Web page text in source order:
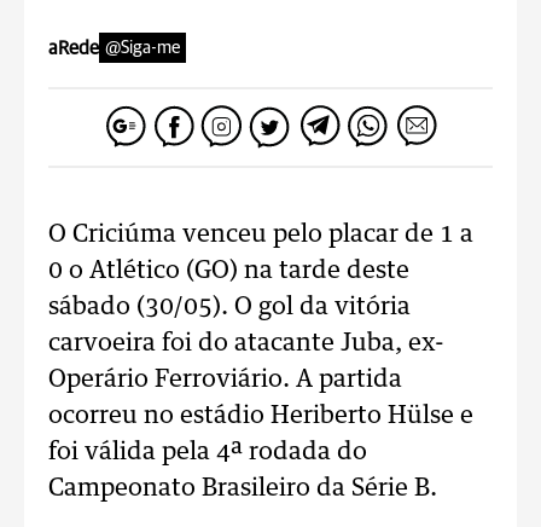
aRede @Siga-me
O Criciúma venceu pelo placar de 1 a
0 o Atlético (GO) na tarde deste
sábado (30/05). O gol da vitória
carvoeira foi do atacante Juba, ex-
Operário Ferroviário. A partida
ocorreu no estádio Heriberto Hülse e
foi válida pela 4ª rodada do
Campeonato Brasileiro da Série B.